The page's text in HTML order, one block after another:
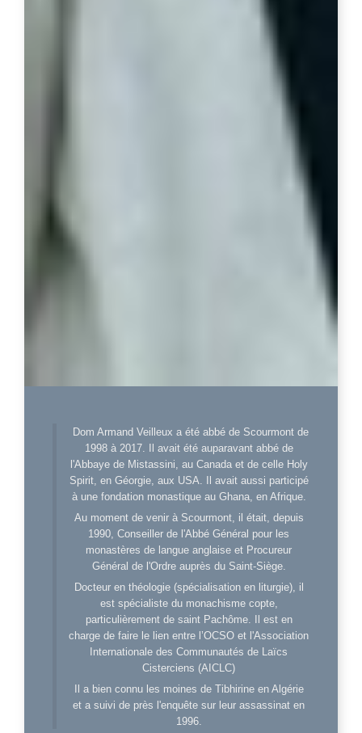
Dom Armand Veilleux a été abbé de Scourmont de
1998 à 2017. Il avait été auparavant abbé de
l'Abbaye de Mistassini, au Canada et de celle Holy
Spirit, en Géorgie, aux USA. Il avait aussi participé
à une fondation monastique au Ghana, en Afrique.
Au moment de venir à Scourmont, il était, depuis
1990, Conseiller de l'Abbé Général pour les
monastères de langue anglaise et Procureur
Général de l'Ordre auprès du Saint-Siège.
Docteur en théologie (spécialisation en liturgie), il
est spécialiste du monachisme copte,
particulièrement de saint Pachôme. Il est en
charge de faire le lien entre l’OCSO et l'Association
Internationale des Communautés de Laïcs
Cisterciens (AICLC)
Il a bien connu les moines de Tibhirine en Algérie
et a suivi de près l'enquête sur leur assassinat en
1996.